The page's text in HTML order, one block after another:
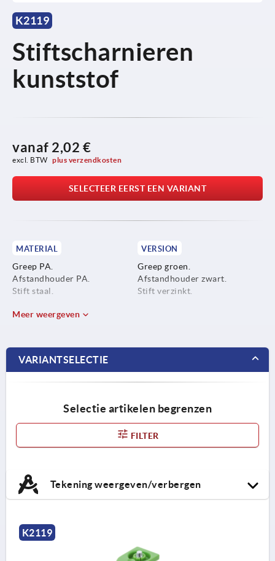
K2119
Stiftscharnieren
kunststof
vanaf 2,02 €
excl. BTW plus verzendkosten
SELECTEER EERST EEN VARIANT
MATERIAL
Greep PA.
Afstandhouder PA.
Stift staal.
VERSION
Greep groen.
Afstandhouder zwart.
Stift verzinkt.
Meer weergeven
VARIANTSELECTIE
Selectie artikelen begrenzen
FILTER
Tekening weergeven/verbergen
K2119